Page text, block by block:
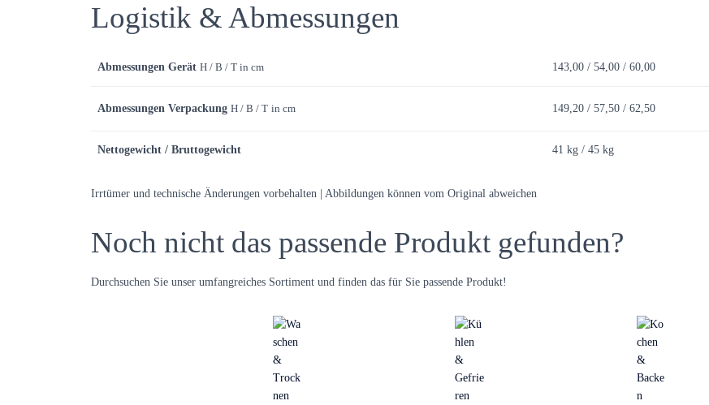
Logistik & Abmessungen
Abmessungen Gerät H / B / T in cm 143,00 / 54,00 / 60,00
Abmessungen Verpackung H / B / T in cm 149,20 / 57,50 / 62,50
Nettogewicht / Bruttogewicht 41 kg / 45 kg
Irrtümer und technische Änderungen vorbehalten | Abbildungen können vom Original abweichen
Noch nicht das passende Produkt gefunden?
Durchsuchen Sie unser umfangreiches Sortiment und finden das für Sie passende Produkt!